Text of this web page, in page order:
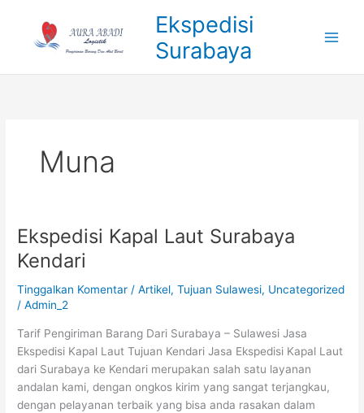
konten
Ekspedisi
Surabaya
Muna
Ekspedisi Kapal Laut Surabaya
Kendari
Tinggalkan Komentar /Artikel,Tujuan Sulawesi, Uncategorized
/Admin_2
Tarif Pengiriman Barang Dari Surabaya – Sulawesi Jasa
Ekspedisi Kapal Laut Tujuan Kendari Jasa Ekspedisi Kapal Laut
dari Surabaya ke Kendari merupakan salah satu layanan
andalan kami, dengan ongkos kirim yang sangat terjangkau,
dengan pelayanan terbaik yang bisa anda rasakan dalam
Ekspedisi
Kapal
Laut
Surabaya
Kendari